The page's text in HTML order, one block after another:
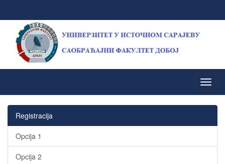
Registracija
Opcija 1
Opcija 2